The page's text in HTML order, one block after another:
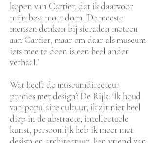
kopen van Cartier, dat ik daarvoor
mijn best moet doen. De meeste
mensen denken bij sieraden meteen
aan Cartier, maar om daar als museum
iets mee te doen is een heel ander
verhaal.’
Wat heeft de museumdirecteur
precies met design? De Rijk: ‘Ik houd
van populaire cultuur, ik zit niet heel
diep in de abstracte, intellectuele
kunst, persoonlijk heb ik meer met